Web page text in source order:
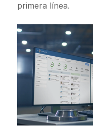
primera línea.